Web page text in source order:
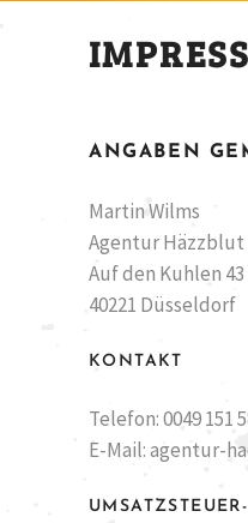
ANGABEN
Martin Wilms
Agentur Häzzblut
Auf den Kuhlen 43
40221 Düsseldorf
KONTAKT
Telefon: 0049 151
E-Mail: agentur-